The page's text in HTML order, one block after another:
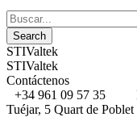
STIValtek
STIValtek
Contáctenos
+34 961 09 57 35
Tuéjar, 5 Quart de